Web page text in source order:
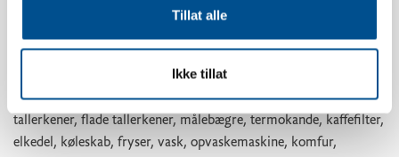
Tillat alle
Ikke tillat
køkkenrulleholder, ovnfast glasfad, kageform, kagerulle, saks,
æggedeler, kartoffelskræller, rivejern, hvidløgspresser,
proptrækker, dåseåbner, pizzaskærer, isterningebakke, brødkurv,
si, springformssæt, skålesæt, små tallerkener, dybe tallerkener,
tallerkener, flade tallerkener, målebægre, termokande, kaffefilter,
elkedel, køleskab, fryser, vask, opvaskemaskine, komfur,